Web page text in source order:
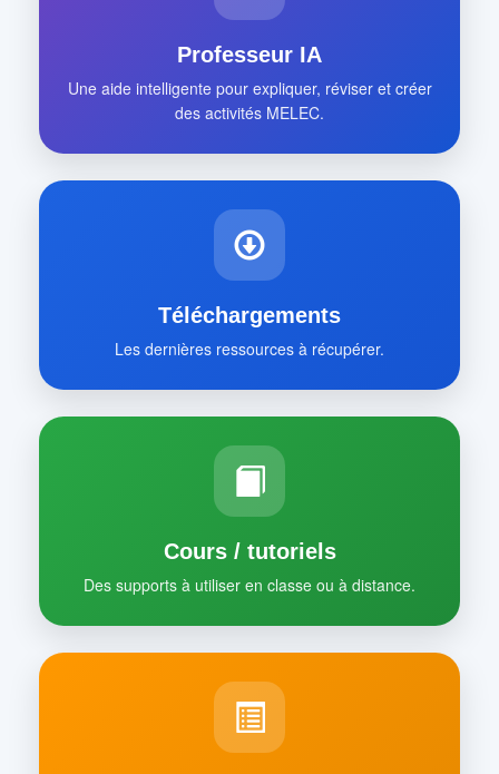
Professeur IA
Une aide intelligente pour expliquer, réviser et créer
des activités MELEC.
Téléchargements
Les dernières ressources à récupérer.
Cours / tutoriels
Des supports à utiliser en classe ou à distance.